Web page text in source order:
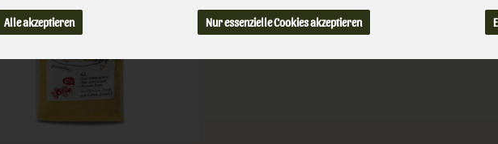
Alle akzeptieren Nur essenzielle Cookies akzeptieren